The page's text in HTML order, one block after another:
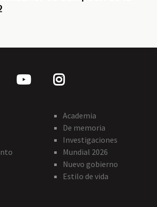
Academia
De memoria
Investigaciones
Mundial 2026
Nuevo gobierno
Estilo de vida